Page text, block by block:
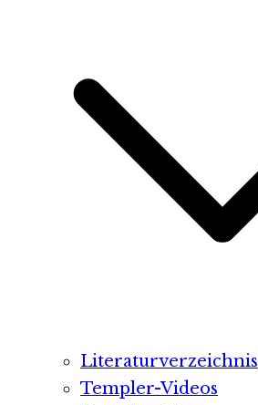
Literaturverzeichnis
Templer-Videos